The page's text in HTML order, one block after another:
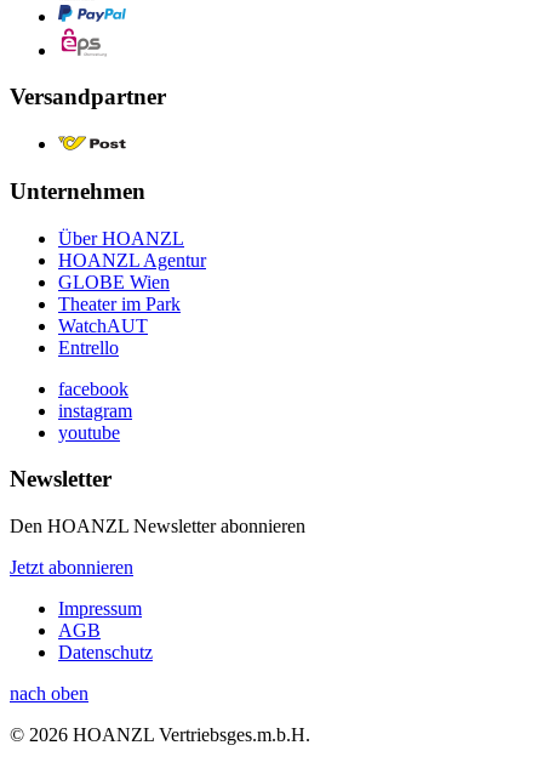
Versandpartner
Unternehmen
Über HOANZL
HOANZL Agentur
GLOBE Wien
Theater im Park
WatchAUT
Entrello
facebook
instagram
youtube
Newsletter
Den HOANZL Newsletter abonnieren
Jetzt abonnieren
Impressum
AGB
Datenschutz
nach oben
© 2026 HOANZL Vertriebsges.m.b.H.